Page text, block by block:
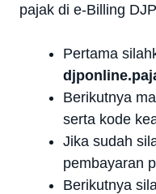
pajak di e-Billing
Pertama
Berikutnya
serta kode
Jika sudah
pembayaran
Berikutnya